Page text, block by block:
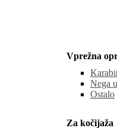
Vprežna
Nega
Ostalo
Za kočijaža